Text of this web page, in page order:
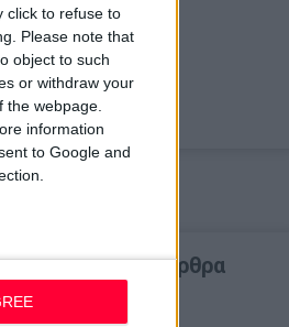
click to refuse to
Please note that
object to such
or withdraw your
webpage.
information
to Google and
δημοφιλέστερα άρθρα
2026, 17:25